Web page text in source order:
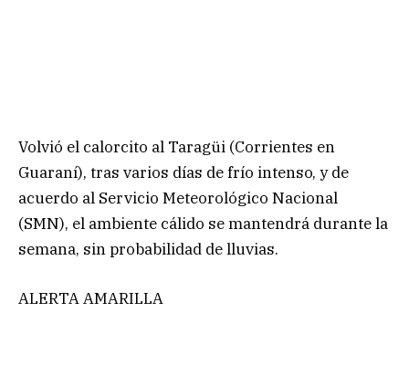
Volvió el calorcito al Taragüi (Corrientes en
Guaraní), tras varios días de frío intenso, y de
acuerdo al Servicio Meteorológico Nacional
(SMN), el ambiente cálido se mantendrá durante la
semana, sin probabilidad de lluvias.
ALERTA AMARILLA